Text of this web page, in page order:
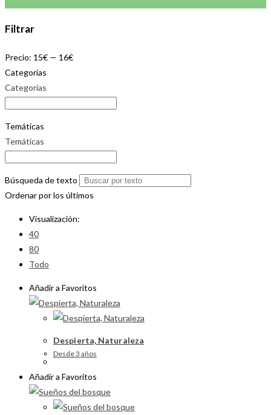
Filtrar
Precio: 15€ — 16€
Categorías
Categorías
Temáticas
Temáticas
Búsqueda de texto
Ordenar por los últimos
Visualización:
40
80
Todo
Añadir a Favoritos
Despierta, Naturaleza
Desde 3 años
Añadir a Favoritos